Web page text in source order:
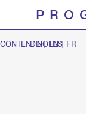
CONTENT NOTES
DE | EN | FR